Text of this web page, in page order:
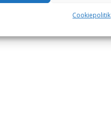
Cookiepolitik